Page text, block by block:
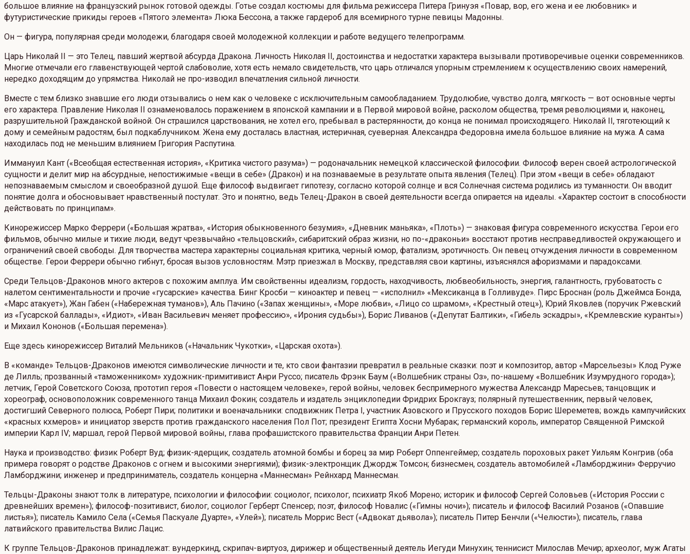
большое влияние на французский рынок готовой одежды. Готье создал костюмы для фильма режиссера Питера Гринуэя «Повар, вор, его жена и ее любовник» и
футуристические прикиды героев «Пятого элемента» Люка Бессона, а также гардероб для всемирного турне певицы Мадонны.
Он — фигура, популярная среди молодежи, благодаря своей молодежной коллекции и работе ведущего телепрограмм.
Царь Николай II — это Телец, павший жертвой абсурда Дракона. Личность Николая II, достоинства и недостатки характера вызывали противоречивые оценки современников.
Многие отмечали его главенствующей чертой слабоволие, хотя есть немало свидетельств, что царь отличался упорным стремлением к осуществлению своих намерений,
нередко доходящим до упрямства. Николай не про-изводил впечатления сильной личности.
Вместе с тем близко знавшие его люди отзывались о нем как о человеке с исключительным самообладанием. Трудолюбие, чувство долга, мягкость — вот основные черты
его характера. Правление Николая II ознаменовалось поражением в японской кампании и в Первой мировой войне, расколом общества, тремя революциями и, наконец,
разрушительной Гражданской войной. Он страшился царствования, не хотел его, пребывал в растерянности, до конца не понимал происходящего. Николай II, тяготеющий к
дому и семейным радостям, был подкаблучником. Жена ему досталась властная, истеричная, суеверная. Александра Федоровна имела большое влияние на мужа. А сама
находилась под не меньшим влиянием Григория Распутина.
Иммануил Кант («Всеобщая естественная история», «Критика чистого разума») — родоначальник немецкой классической философии. Философ верен своей астрологической
сущности и делит мир на абсурдные, непостижимые «вещи в себе» (Дракон) и на познаваемые в результате опыта явления (Телец). При этом «вещи в себе» обладают
непознаваемым смыслом и своеобразной душой. Еще философ выдвигает гипотезу, согласно которой солнце и вся Солнечная система родились из туманности. Он вводит
понятие долга и обосновывает нравственный постулат. Это и понятно, ведь Телец-Дракон в своей деятельности всегда опирается на идеалы. «Характер состоит в способности
действовать по принципам».
Кинорежиссер Марко Феррери («Большая жратва», «История обыкновенного безумия», «Дневник маньяка», «Плоть») — знаковая фигура современного искусства. Герои его
фильмов, обычно милые и тихие люди, ведут чрезвычайно «тельцовский», сибаритский образ жизни, но по-«драконьи» восстают против несправедливостей окружающего и
ограничений своей свободы. Для творчества мастера характерны социальная критика, черный юмор, фатализм, эротичность. Он певец отчуждения личности в современном
обществе. Герои Феррери обычно гибнут, бросая вызов условностям. Мэтр приезжал в Москву, представляя свои картины, изъяснялся афоризмами и парадоксами.
Среди Тельцов-Драконов много актеров с похожим амплуа. Им свойственны идеализм, гордость, находчивость, любвеобильность, энергия, галантность, грубоватость с
налетом сентиментальности и прочие «гусарские» качества. Бинг Кросби — киноактер и певец — «исполнил» «Мексиканца в Голливуде». Пирс Броснан (роль Джеймса Бонда,
«Марс атакует»), Жан Габен («Набережная туманов»), Аль Пачино («Запах женщины», «Море любви», «Лицо со шрамом», «Крестный отец»), Юрий Яковлев (поручик Ржевский
из «Гусарской баллады», «Идиот», «Иван Васильевич меняет профессию», «Ирония судьбы»), Борис Ливанов («Депутат Балтики», «Гибель эскадры», «Кремлевские куранты»)
и Михаил Кононов («Большая перемена»).
Еще здесь кинорежиссер Виталий Мельников («Начальник Чукотки», «Царская охота»).
В «команде» Тельцов-Драконов имеются символические личности и те, кто свои фантазии превратил в реальные сказки: поэт и композитор, автор «Марсельезы» Клод Руже
де Лилль; прозванный «таможенником» художник-примитивист Анри Руссо; писатель Фрэнк Баум («Волшебник страны Оз», по-нашему «Волшебник Изумрудного города»);
летчик, Герой Советского Союза, прототип героя «Повести о настоящем человеке», герой войны, человек беспримерного мужества Александр Маресьев; танцовщик и
хореограф, основоположник современного танца Михаил Фокин; создатель и издатель энциклопедии Фридрих Брокгауз; полярный путешественник, первый человек,
достигший Северного полюса, Роберт Пири; политики и военачальники: сподвижник Петра I, участник Азовского и Прусского походов Борис Шереметев; вождь кампучийских
«красных кхмеров» и инициатор зверств против гражданского населения Пол Пот; президент Египта Хосни Мубарак; германский король, император Священной Римской
империи Карл IV; маршал, герой Первой мировой войны, глава профашистского правительства Франции Анри Петен.
Наука и производство: физик Роберт Вуд; физик-ядерщик, создатель атомной бомбы и борец за мир Роберт Оппенгеймер; создатель пороховых ракет Уильям Конгрив (оба
примера говорят о родстве Драконов с огнем и высокими энергиями); физик-электронщик Джордж Томсон; бизнесмен, создатель автомобилей «Ламборджини» Ферручио
Ламборджини; инженер и предприниматель, создатель концерна «Маннесман» Рейнхард Маннесман.
Тельцы-Драконы знают толк в литературе, психологии и философии: социолог, психолог, психиатр Якоб Морено; историк и философ Сергей Соловьев («История России с
древнейших времен»); философ-позитивист, биолог, социолог Герберт Спенсер; поэт, философ Новалис («Гимны ночи»); писатель и философ Василий Розанов («Опавшие
листья»); писатель Камило Села («Семья Паскуале Дуарте», «Улей»); писатель Моррис Вест («Адвокат дьявола»); писатель Питер Бенчли («Челюсти»); писатель, глава
латвийского правительства Вилис Лацис.
К группе Тельцов-Драконов принадлежат: вундеркинд, скрипач-виртуоз, дирижер и общественный деятель Иегуди Минухин; теннисист Милослав Мечир; археолог, муж Агаты